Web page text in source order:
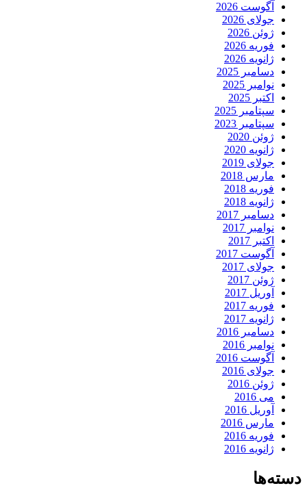
آگوست 2026
جولای 2026
ژوئن 2026
فوریه 2026
ژانویه 2026
دسامبر 2025
نوامبر 2025
اکتبر 2025
سپتامبر 2025
سپتامبر 2023
ژوئن 2020
ژانویه 2020
جولای 2019
مارس 2018
فوریه 2018
ژانویه 2018
دسامبر 2017
نوامبر 2017
اکتبر 2017
آگوست 2017
جولای 2017
ژوئن 2017
آوریل 2017
فوریه 2017
ژانویه 2017
دسامبر 2016
نوامبر 2016
آگوست 2016
جولای 2016
ژوئن 2016
می 2016
آوریل 2016
مارس 2016
فوریه 2016
ژانویه 2016
دسته‌ها